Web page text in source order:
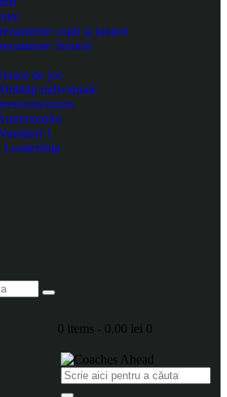
copii și juniori
Seniori
de joc
individuale
sezon
1
Leadership
0 items - 0.00 lei 0